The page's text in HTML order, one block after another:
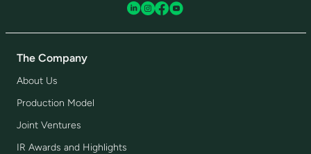
The Company
About Us
Production Model
Joint Ventures
IR Awards and Highlights